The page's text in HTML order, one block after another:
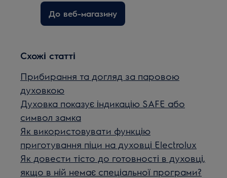
До веб-магазину
Схожі статті
Прибирання та догляд за паровою
духовкою
Духовка показує індикацію SAFE або
символ замка
Як використовувати функцію
приготування піци на духовці Electrolux
Як довести тісто до готовності в духовці,
якщо в ній немає спеціальної програми?